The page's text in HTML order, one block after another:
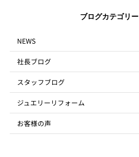
ブログカテゴリー
NEWS
社長ブログ
スタッフブログ
ジュエリーリフォーム
お客様の声